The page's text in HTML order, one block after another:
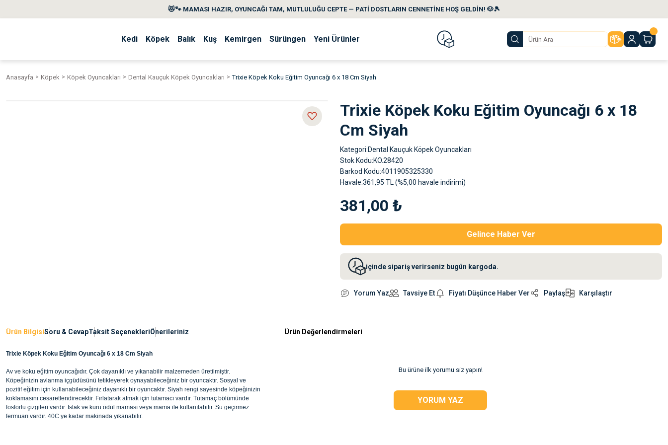
😻🐾 MAMASI HAZIR, OYUNCAĞI TAM, MUTLULUĞU CEPTE — PATİ DOSTLARIN CENNETİNE HOŞ GELDİN! 🐶🎾
Kedi Köpek Balık Kuş Kemirgen Sürüngen Yeni Ürünler
Anasayfa Köpek Köpek Oyuncakları Dental Kauçuk Köpek Oyuncakları Trixie Köpek Koku Eğitim Oyuncağı 6 x 18 Cm Siyah
Trixie Köpek Koku Eğitim Oyuncağı 6 x 18
Cm Siyah
Kategori Dental Kauçuk Köpek Oyuncakları
Stok Kodu KO.28420
Barkod Kodu 4011905325330
Havale 361,95 TL (%5,00 havale indirimi)
381,00 ₺
Gelince Haber Ver
içinde sipariş verirseniz bugün kargoda.
Yorum Yaz Tavsiye Et Fiyatı Düşünce Haber Ver Paylaş Karşılaştır
Ürün BilgisiSoru & CevapTaksit SeçenekleriÖnerileriniz
Trixie Köpek Koku Eğitim Oyuncağı 6 x 18 Cm Siyah
Av ve koku eğitim oyuncağıdır. Çok dayanıklı ve yıkanabilir malzemeden üretilmiştir.
Köpeğinizin avlanma içgüdüsünü tetikleyerek oynayabileceğiniz bir oyuncaktır. Sosyal ve
pozitif eğitim için kullanabileceğiniz dayanıklı bir oyuncaktır. Siyah rengi sayesinde köpeğinizin
koklamasını cesaretlendirecektir. Fırlatarak atmak için tutamacı vardır. Tutamaç bölümünde
fosforlu çizgileri vardır. Islak ve kuru ödül maması veya mama ile kullanılabilir. Su geçirmez
fermuarı vardır. 40C ye kadar makinada yıkanabilir.
Ürün Değerlendirmeleri
Bu ürüne ilk yorumu siz yapın!
YORUM YAZ